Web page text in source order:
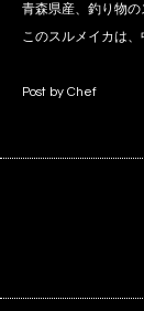
青森県産、釣り物の
このスルメイカは
Post by Chef